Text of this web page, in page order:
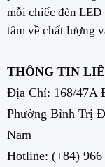
mỗi chiếc đèn
tâm về chất lượng
THÔNG TIN
Địa Chỉ: 168/47A
Phường Bình Trị
Nam
Hotline: (+84) 966